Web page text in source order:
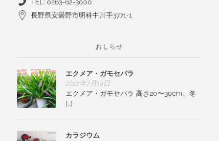
TEL: 0263-62-3000
長野県安曇野市明科中川手3771-1
おしらせ
エクメア・ガモセパラ
2022年7月14日
エクメア・ガモセパラ 高さ20〜30cm。冬
[…]
カラジウム